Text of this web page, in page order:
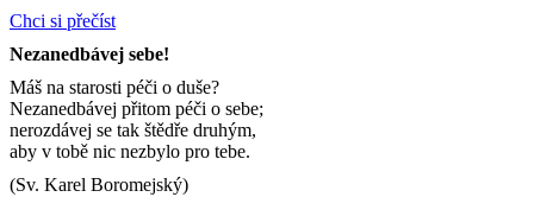
Chci si přečíst
Nezanedbávej sebe!
Máš na starosti péči o duše?
Nezanedbávej přitom péči o sebe;
nerozdávej se tak štědře druhým,
aby v tobě nic nezbylo pro tebe.
(Sv. Karel Boromejský)